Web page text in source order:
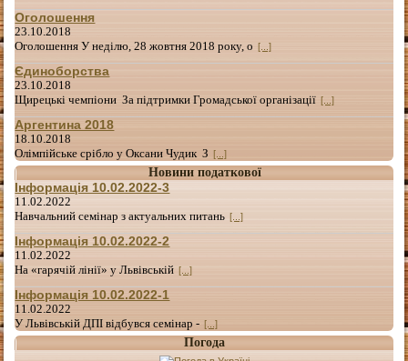
Оголошення
23.10.2018
Оголошення У неділю, 28 жовтня 2018 року, о [...]
Єдиноборства
23.10.2018
Щирецькі чемпіони За підтримки Громадської організації [...]
Аргентина 2018
18.10.2018
Олімпійське срібло у Оксани Чудик З [...]
Новини податкової
Інформація 10.02.2022-3
11.02.2022
Навчальний семінар з актуальних питань [...]
Інформація 10.02.2022-2
11.02.2022
На «гарячій лінії» у Львівській [...]
Інформація 10.02.2022-1
11.02.2022
У Львівській ДПІ відбувся семінар - [...]
Погода